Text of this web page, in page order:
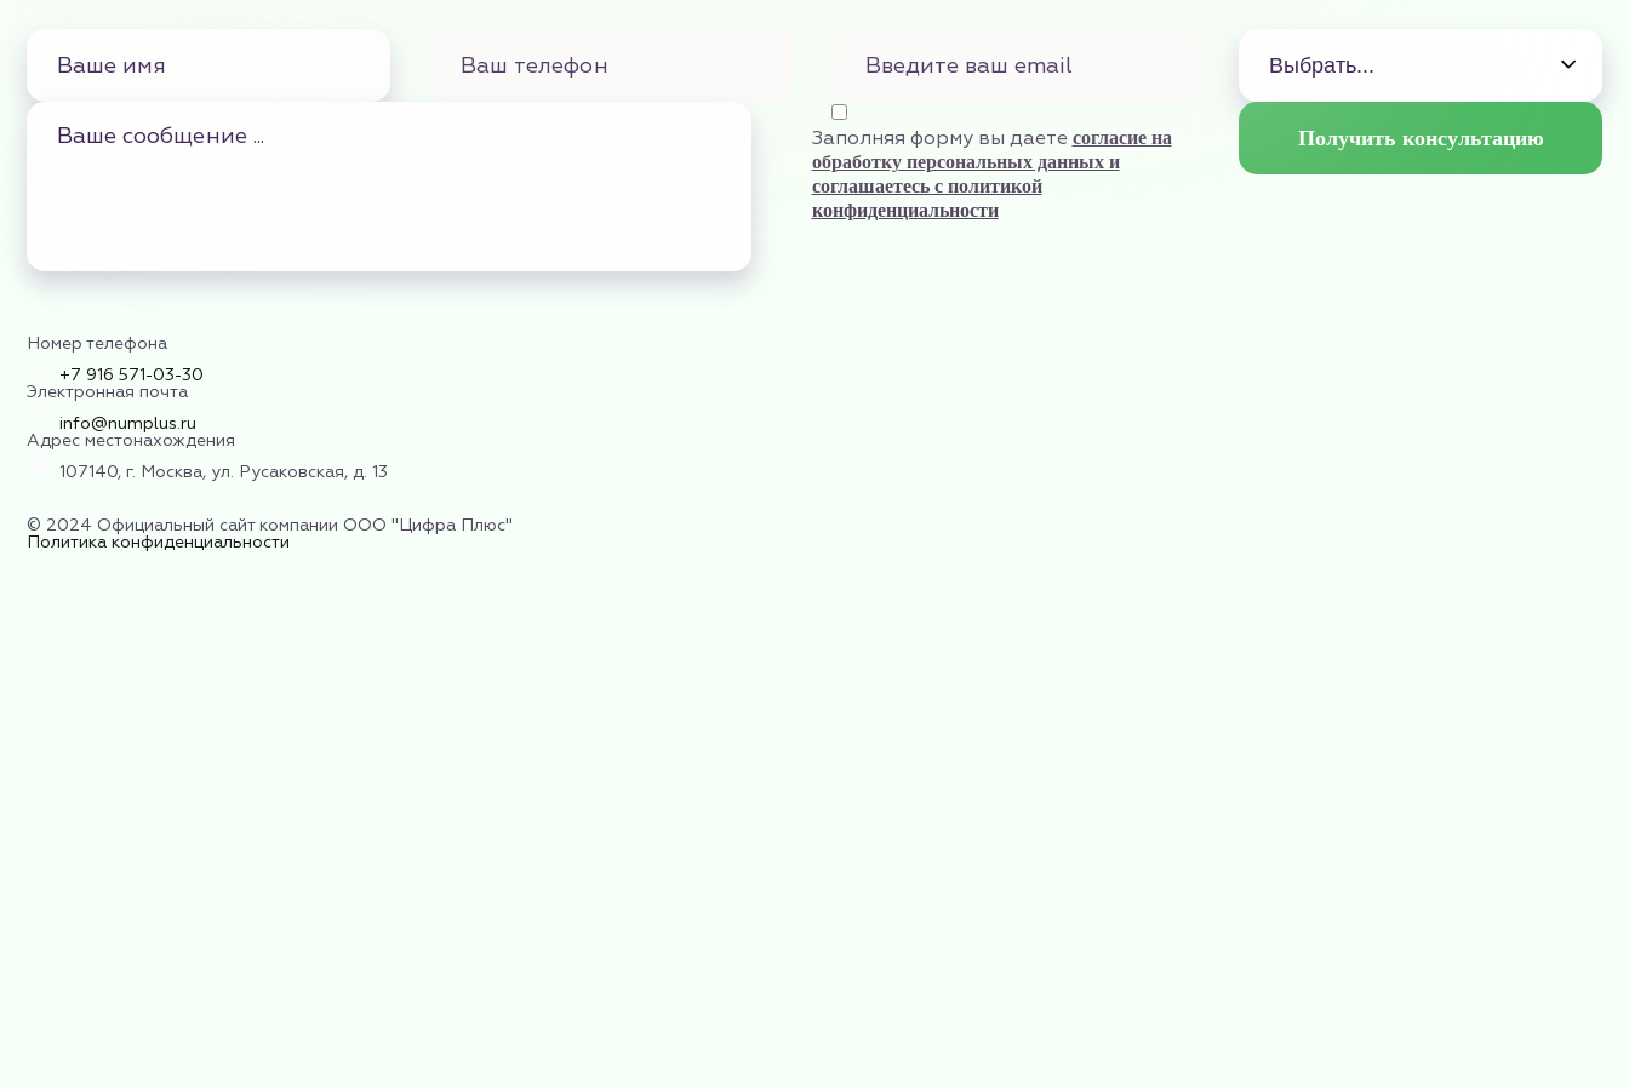
Заполняя форму вы даете согласие на
обработку персональных данных и
соглашаетесь с политикой
конфиденциальности
Номер телефона
+7 916 571-03-30
Электронная почта
info@numplus.ru
Адрес местонахождения
107140, г. Москва, ул. Русаковская, д. 13
© 2024 Официальный сайт компании ООО "Цифра Плюс"
Политика конфиденциальности